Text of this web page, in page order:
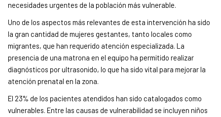
necesidades urgentes de la población más vulnerable.
Uno de los aspectos más relevantes de esta intervención ha sido
la gran cantidad de mujeres gestantes, tanto locales como
migrantes, que han requerido atención especializada. La
presencia de una matrona en el equipo ha permitido realizar
diagnósticos por ultrasonido, lo que ha sido vital para mejorar la
atención prenatal en la zona.
El 23% de los pacientes atendidos han sido catalogados como
vulnerables. Entre las causas de vulnerabilidad se incluyen niños